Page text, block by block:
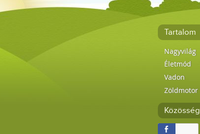
Tartalom
Nagyvilág
Életmód
Vadon
Zöldmotor
Közösség